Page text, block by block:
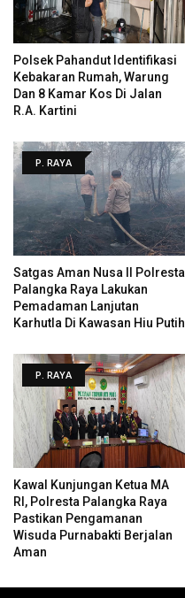
Polsek Pahandut Identifikasi
Kebakaran Rumah, Warung
Dan 8 Kamar Kos Di Jalan
R.A. Kartini
P. RAYA
Satgas Aman Nusa II Polresta
Palangka Raya Lakukan
Pemadaman Lanjutan
Karhutla Di Kawasan Hiu Putih
P. RAYA
Kawal Kunjungan Ketua MA
RI, Polresta Palangka Raya
Pastikan Pengamanan
Wisuda Purnabakti Berjalan
Aman